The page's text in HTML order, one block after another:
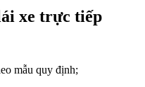
xe trực tiếp
mẫu quy định;